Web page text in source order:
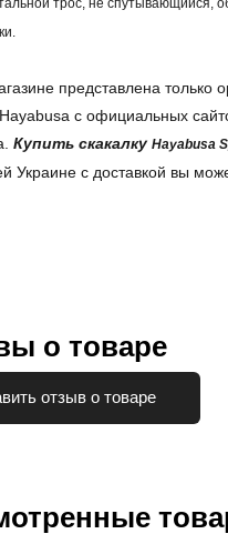
трос, не спутывающийся,
представлена только
с официальных
Купить скакалку Hayabusa
Украине с доставкой вы
о товаре
отзыв о товаре